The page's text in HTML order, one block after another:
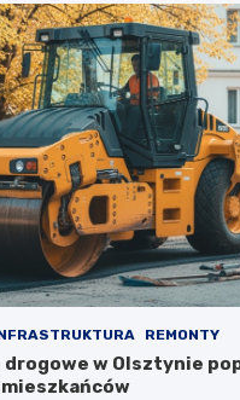
REMONTY
w Olsztynie